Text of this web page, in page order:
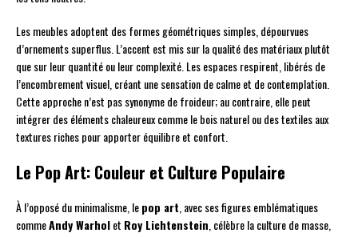
Les meubles adoptent des formes géométriques simples, dépourvues
d’ornements superflus. L’accent est mis sur la qualité des matériaux plutôt
que sur leur quantité ou leur complexité. Les espaces respirent, libérés de
l’encombrement visuel, créant une sensation de calme et de contemplation.
Cette approche n’est pas synonyme de froideur; au contraire, elle peut
intégrer des éléments chaleureux comme le bois naturel ou des textiles aux
textures riches pour apporter équilibre et confort.
Le Pop Art: Couleur et Culture Populaire
À l’opposé du minimalisme, lepop art, avec ses figures emblématiques
commeAndy Warholet Roy Lichtenstein, célèbre la culture de masse,